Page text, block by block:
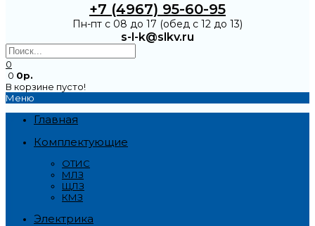
+7 (4967) 95-60-95
Пн-пт с 08 до 17 (обед с 12 до 13)
s-l-k@slkv.ru
0
0 0р.
В корзине пусто!
Меню
Главная
Комплектующие
ОТИС
МЛЗ
ЩЛЗ
КМЗ
Электрика